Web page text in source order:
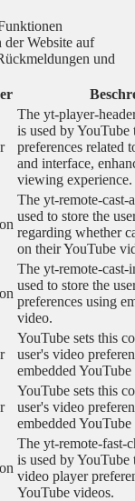
Website auf
und
The yt-player-
is used by YouTube
preferences related
and interface,
viewing experience.
The yt-remote-cast-
used to store the
regarding whether
on their YouTube
The yt-remote-cast-
used to store the
preferences using
video.
YouTube sets this
user's video
embedded
YouTube sets this
user's video
embedded
The yt-remote-fast-
is used by YouTube
video player
YouTube videos.